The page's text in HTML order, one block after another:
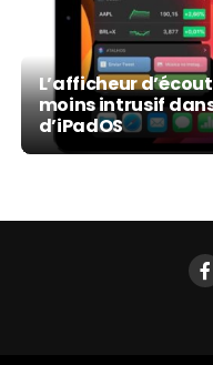
L’afficheur
moins intrusif
d’iPadOS